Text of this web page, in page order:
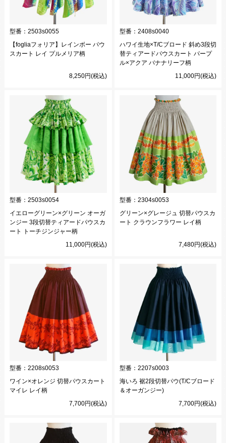
型番： 2503s0055
【fogliaフォリア】レインボー パウ
スカート レイ プルメリア柄
8,250円(税込)
型番： 2408s0040
ハワイ生地×T/Cブロード 斜め3段切
替ティアードパウスカート パープ
ル×アクア バナナリーフ柄
11,000円(税込)
型番： 2503s0054
イエローグリーン×グリーン オーガ
ンジー 3段切替ティアードパウスカ
ート トーチジンジャー柄
11,000円(税込)
型番： 2304s0053
グリーン×グレージュ 切替パウスカ
ート クラウンフラワー レイ柄
7,480円(税込)
型番： 2208s0053
ワイン×オレンジ 切替パウスカート
マイレ レイ柄
7,700円(税込)
型番： 2207s0003
海いろ 裾2段切替パウ(T/Cブロード
＆オーガンジー)
7,700円(税込)